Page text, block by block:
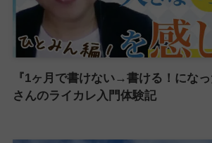
『1ヶ月で書けない→書ける！にな
さんのライカレ入門体験記